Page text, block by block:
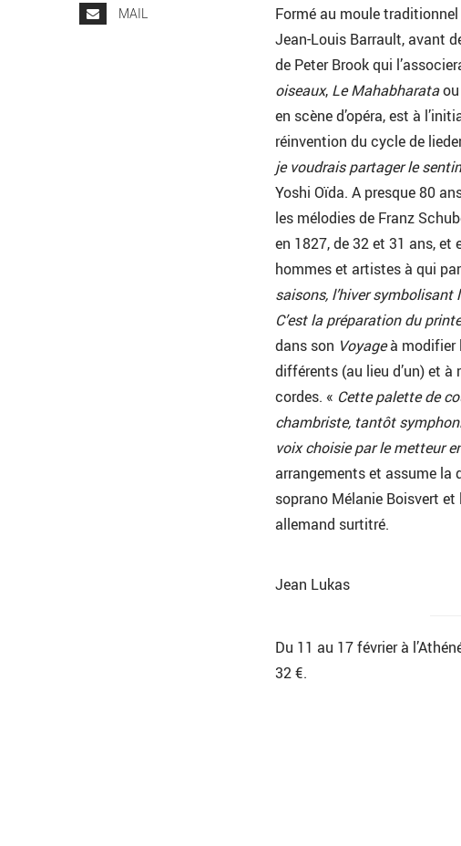
MAIL
Formé au moule
Jean-Louis Barrault, avant
de Peter Brook qui
oiseaux, Le Mahabharataou
en scène d’opéra, est à
réinvention du cycle de
je voudrais partager le
Yoshi Oïda. A presque 80
les mélodies de Franz
en 1827, de 32 et 31 ans,
hommes et artistes à qui
saisons, l’hiver symbolisant
C’est la préparation du
dans son Voyageà modifier
différents (au lieu d’un) et
cordes. « Cette palette de
chambriste, tantôt
voix choisie par le metteur
arrangements et assume la
soprano Mélanie Boisvert
allemand surtitré.
Jean Lukas
Du 11 au 17 février à
32 €.